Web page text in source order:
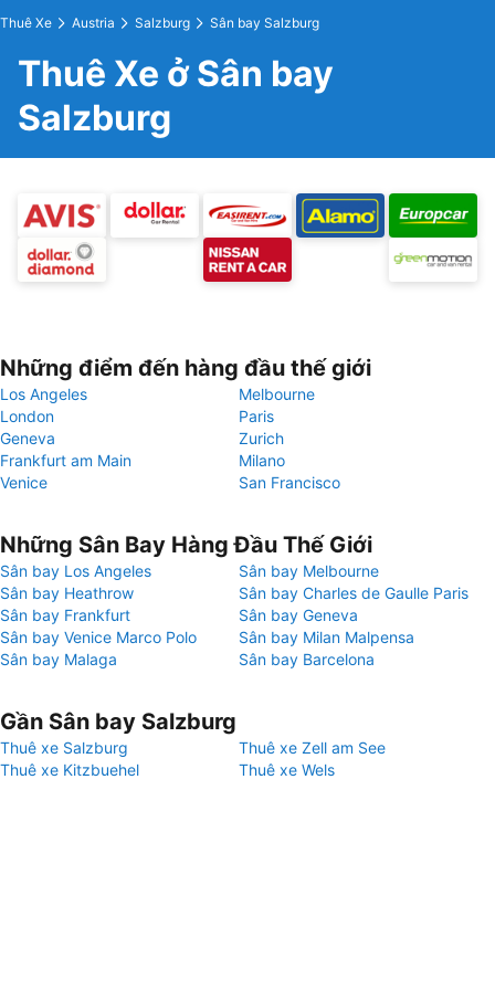
Thuê Xe Austria Salzburg Sân bay Salzburg
Thuê Xe ở Sân bay
Salzburg
Những điểm đến hàng đầu thế giới
Los Angeles
Melbourne
London
Paris
Geneva
Zurich
Frankfurt am Main
Milano
Venice
San Francisco
Những Sân Bay Hàng Đầu Thế Giới
Sân bay Los Angeles
Sân bay Melbourne
Sân bay Heathrow
Sân bay Charles de Gaulle Paris
Sân bay Frankfurt
Sân bay Geneva
Sân bay Venice Marco Polo
Sân bay Milan Malpensa
Sân bay Malaga
Sân bay Barcelona
Gần Sân bay Salzburg
Thuê xe Salzburg
Thuê xe Zell am See
Thuê xe Kitzbuehel
Thuê xe Wels